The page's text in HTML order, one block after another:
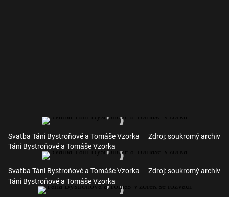
Svatba Táni Bystroňové a Tomáše Vzorka
Zdroj: soukromý archiv
Táni Bystroňové a Tomáše Vzorka
Svatba Táni Bystroňové a Tomáše Vzorka
Zdroj: soukromý archiv
Táni Bystroňové a Tomáše Vzorka